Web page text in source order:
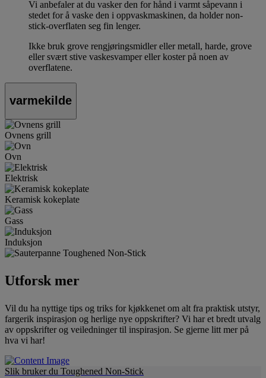
Vi anbefaler at du vasker den for hånd i varmt såpevann i
stedet for å vaske den i oppvaskmaskinen, da holder non-
stick-overflaten seg fin lenger.
Ikke bruk grove rengjøringsmidler eller metall, harde, grove
eller svært stive vaskesvamper eller koster på noen av
overflatene.
varmekilde
Ovnens grill
Ovn
Elektrisk
Keramisk kokeplate
Gass
Induksjon
Utforsk mer
Vil du ha nyttige tips og triks for kjøkkenet om alt fra praktisk utstyr,
fargerik inspirasjon og herlige nye oppskrifter? Vi har et bredt utvalg
av oppskrifter og veiledninger til inspirasjon. Se gjerne litt mer på
hva vi har!
Slik bruker du Toughened Non-Stick